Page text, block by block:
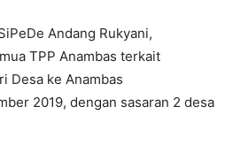
Andang Rukyani,
TPP Anambas terkait
Desa ke Anambas
2019, dengan sasaran 2 desa